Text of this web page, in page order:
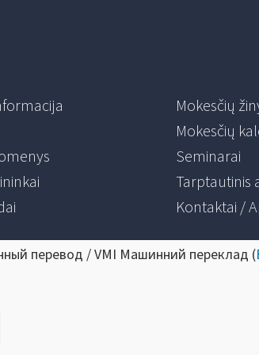
Mokesčių
Mokesčių
Seminarai
Tarptautinis
Kontaktai /
перевод / VMI Машинний переклад (